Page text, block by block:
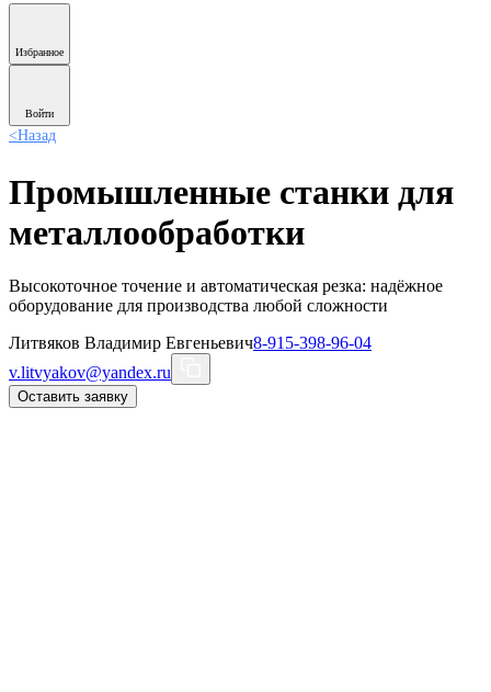
Избранное
Войти
<Назад
Промышленные станки для
металлообработки
Высокоточное точение и автоматическая резка: надёжное
оборудование для производства любой сложности
Литвяков Владимир Евгеньевич8-915-398-96-04
v.litvyakov@yandex.ru
Оставить заявку